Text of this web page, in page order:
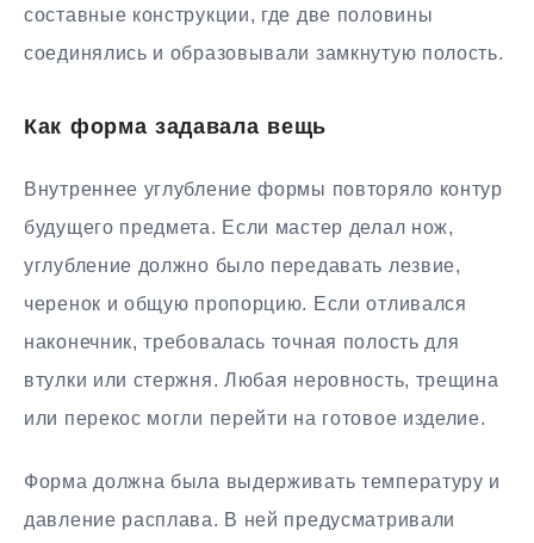
составные конструкции, где две половины
соединялись и образовывали замкнутую полость.
Как форма задавала вещь
Внутреннее углубление формы повторяло контур
будущего предмета. Если мастер делал нож,
углубление должно было передавать лезвие,
черенок и общую пропорцию. Если отливался
наконечник, требовалась точная полость для
втулки или стержня. Любая неровность, трещина
или перекос могли перейти на готовое изделие.
Форма должна была выдерживать температуру и
давление расплава. В ней предусматривали